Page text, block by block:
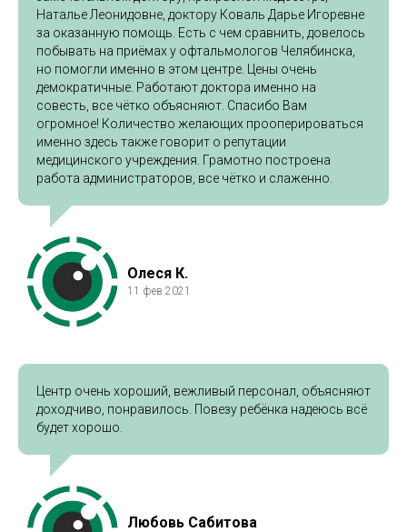
Наталье Леонидовне, доктору Коваль Дарье Игоревне
за оказанную помощь. Есть с чем сравнить, довелось
побывать на приёмах у офтальмологов Челябинска,
но помогли именно в этом центре. Цены очень
демократичные. Работают доктора именно на
совесть, все чётко объясняют. Спасибо Вам
огромное! Количество желающих прооперироваться
именно здесь также говорит о репутации
медицинского учреждения. Грамотно построена
работа администраторов, все чётко и слаженно.
Олеся К.
11 фев 2021
Центр очень хороший, вежливый персонал, объясняют
доходчиво, понравилось. Повезу ребёнка надеюсь всё
будет хорошо.
Любовь Сабитова